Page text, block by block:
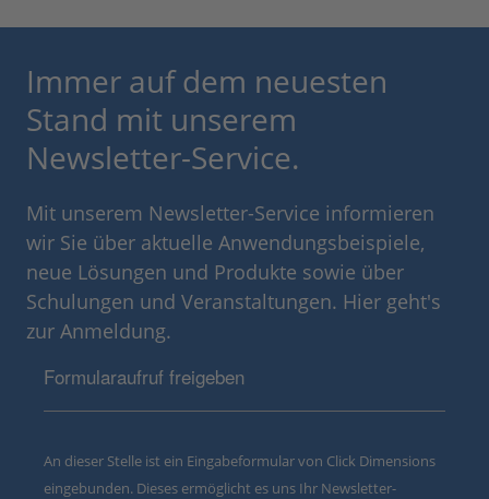
Immer auf dem neuesten
Stand mit unserem
Newsletter-Service.
Mit unserem Newsletter-Service informieren
wir Sie über aktuelle Anwendungsbeispiele,
neue Lösungen und Produkte sowie über
Schulungen und Veranstaltungen. Hier geht's
zur Anmeldung.
Formularaufruf freigeben
An dieser Stelle ist ein Eingabeformular von Click Dimensions
eingebunden. Dieses ermöglicht es uns Ihr Newsletter-